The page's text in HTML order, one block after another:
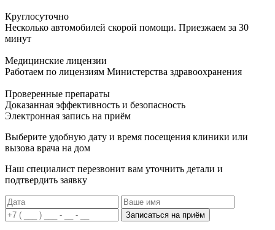
Круглосуточно
Несколько автомобилей скорой помощи. Приезжаем за 30
минут
Медицинские лицензии
Работаем по лицензиям Министерства здравоохранения
Проверенные препараты
Доказанная эффективность и безопасность
Электронная запись на приём
Выберите удобную дату и время посещения клиники или
вызова врача на дом
Наш специалист перезвонит вам уточнить детали и
подтвердить заявку
Записаться на приём